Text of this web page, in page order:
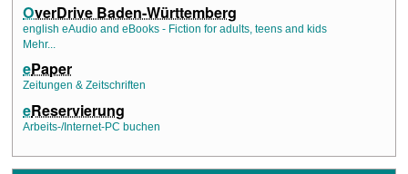
OverDrive Baden-Württemberg
english eAudio and eBooks - Fiction for adults, teens and kids
Mehr...
ePaper
Zeitungen & Zeitschriften
eReservierung
Arbeits-/Internet-PC buchen